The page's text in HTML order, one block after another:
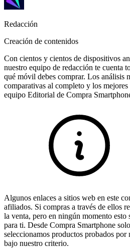
Redacción
Creación de contenidos
Con cientos y cientos de dispositivos
nuestro equipo de redacción te cuenta
qué móvil debes comprar. Los análisis
comparativas al completo y los
equipo Editorial de Compra
Algunos enlaces a sitios web en este
afiliados. Si compras a través de ellos
la venta, pero en ningún momento esto
para ti. Desde Compra Smartphone
seleccionamos productos probados por
bajo nuestro criterio.